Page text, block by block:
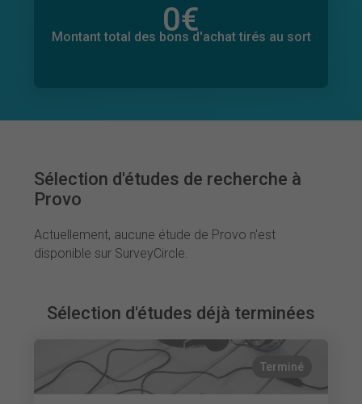
0€
Montant total des bons d'achat tirés au sort
0€
Montant total des dons promis
Sélection d'études de recherche à
Provo
Actuellement, aucune étude de Provo n'est
disponible sur SurveyCircle.
Sélection d'études déjà terminées
Terminé